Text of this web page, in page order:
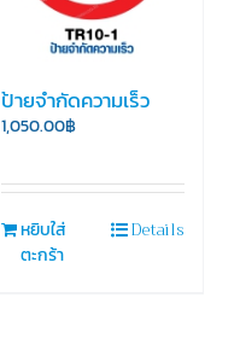
ป้ายจำกัดความเร็ว
1,050.00฿
หยิบใส่
ตะกร้า
Details